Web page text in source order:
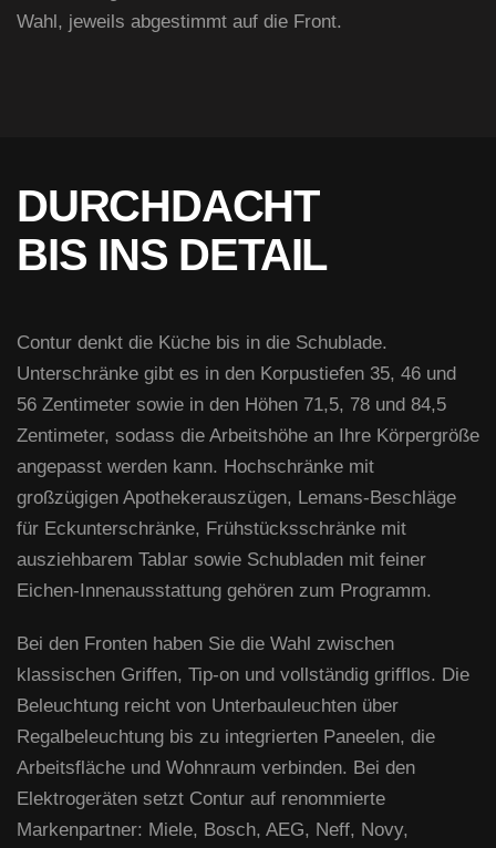
Wahl, jeweils abgestimmt auf die Front.
DURCHDACHT
BIS INS DETAIL
Contur denkt die Küche bis in die Schublade.
Unterschränke gibt es in den Korpustiefen 35, 46 und
56 Zentimeter sowie in den Höhen 71,5, 78 und 84,5
Zentimeter, sodass die Arbeitshöhe an Ihre Körpergröße
angepasst werden kann. Hochschränke mit
großzügigen Apothekerauszügen, Lemans-Beschläge
für Eckunterschränke, Frühstücksschränke mit
ausziehbarem Tablar sowie Schubladen mit feiner
Eichen-Innenausstattung gehören zum Programm.
Bei den Fronten haben Sie die Wahl zwischen
klassischen Griffen, Tip-on und vollständig grifflos. Die
Beleuchtung reicht von Unterbauleuchten über
Regalbeleuchtung bis zu integrierten Paneelen, die
Arbeitsfläche und Wohnraum verbinden. Bei den
Elektrogeräten setzt Contur auf renommierte
Markenpartner: Miele, Bosch, AEG, Neff, Novy,